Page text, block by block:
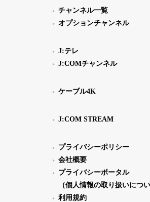
チャンネル一覧
オプションチャンネル
J:テレ
J:COMチャンネル
ケーブル4K
J:COM STREAM
プライバシーポリシー
会社概要
プライバシーポータル
（個人情報の取り扱いについ
利用規約